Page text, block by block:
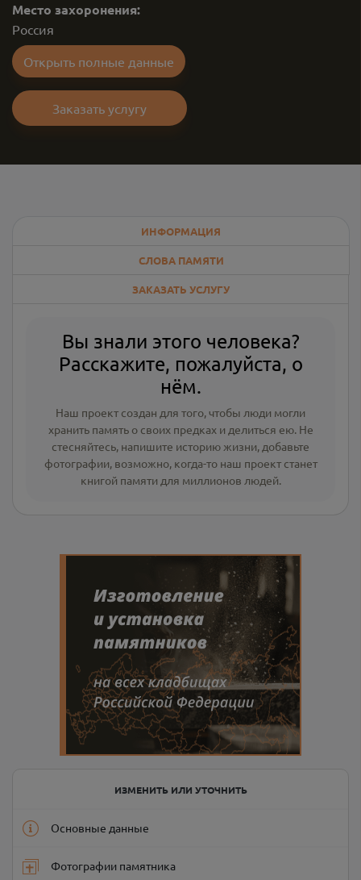
Место захоронения:
Россия
Открыть полные данные
Заказать услугу
ИНФОРМАЦИЯ
СЛОВА ПАМЯТИ
ЗАКАЗАТЬ УСЛУГУ
Вы знали этого человека?
Расскажите, пожалуйста, о
нём.
Наш проект создан для того, чтобы люди могли
хранить память о своих предках и делиться ею. Не
стесняйтесь, напишите историю жизни, добавьте
фотографии, возможно, когда-то наш проект станет
книгой памяти для миллионов людей.
ИЗМЕНИТЬ ИЛИ УТОЧНИТЬ
Основные данные
Фотографии памятника